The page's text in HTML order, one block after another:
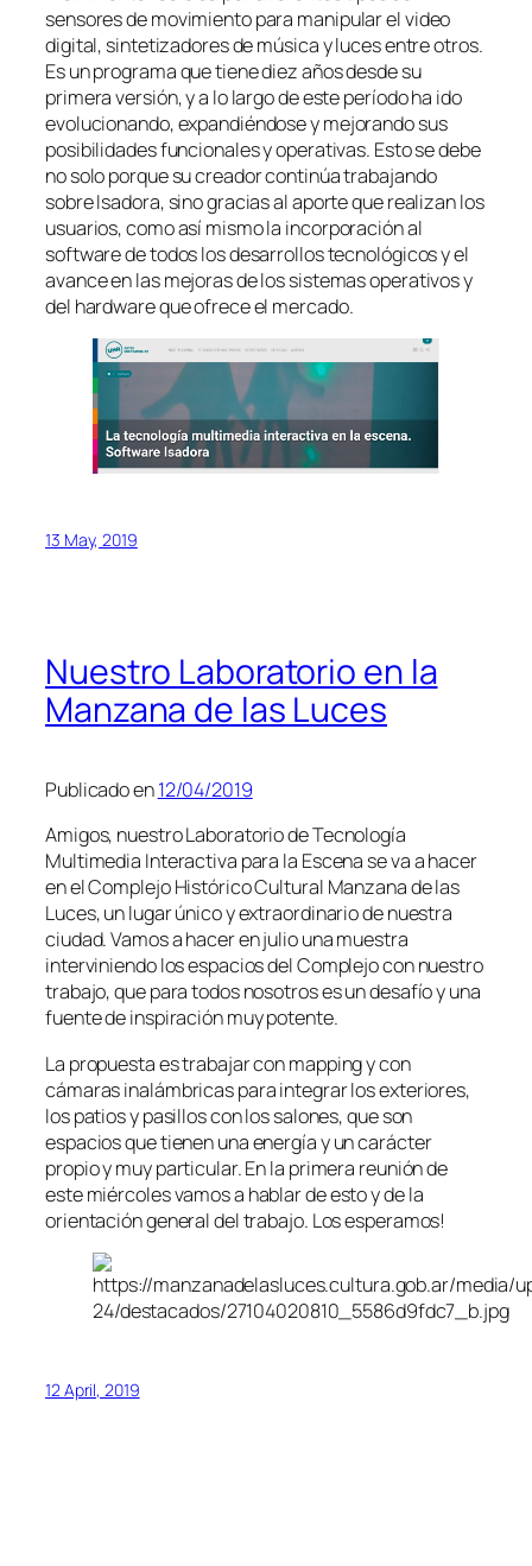
sensores de movimiento para manipular el video
digital, sintetizadores de música y luces entre otros.
Es un programa que tiene diez años desde su
primera versión, y a lo largo de este período ha ido
evolucionando, expandiéndose y mejorando sus
posibilidades funcionales y operativas. Esto se debe
no solo porque su creador continúa trabajando
sobre Isadora, sino gracias al aporte que realizan los
usuarios, como así mismo la incorporación al
software de todos los desarrollos tecnológicos y el
avance en las mejoras de los sistemas operativos y
del hardware que ofrece el mercado.
13 May, 2019
Nuestro Laboratorio en la
Manzana de las Luces
Publicado en12/04/2019
Amigos, nuestro Laboratorio de Tecnología
Multimedia Interactiva para la Escena se va a hacer
en el Complejo Histórico Cultural Manzana de las
Luces, un lugar único y extraordinario de nuestra
ciudad. Vamos a hacer en julio una muestra
interviniendo los espacios del Complejo con nuestro
trabajo, que para todos nosotros es un desafío y una
fuente de inspiración muy potente.
La propuesta es trabajar con mapping y con
cámaras inalámbricas para integrar los exteriores,
los patios y pasillos con los salones, que son
espacios que tienen una energía y un carácter
propio y muy particular. En la primera reunión de
este miércoles vamos a hablar de esto y de la
orientación general del trabajo. Los esperamos!
12 April, 2019